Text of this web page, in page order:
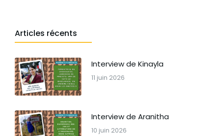
Articles récents
Interview de Kinayla
11 juin 2026
Interview de Aranitha
10 juin 2026